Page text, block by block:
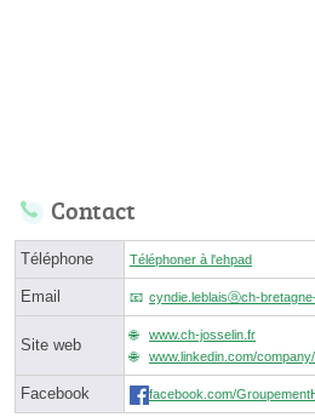
Contact
Téléphone Téléphoner à l'ehpad
Email cyndie.leblaisⓐch-
Site web
www.ch-josselin.fr
www.linkedin.com/
Facebook facebook.com/